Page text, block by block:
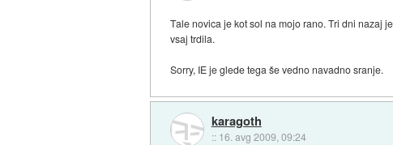
Tale novica je kot sol na mojo rano. Tri dni nazaj
vsaj trdila.
Sorry, IE je glede tega še vedno navadno sranje.
karagoth
:: 16. avg 2009, 09:24